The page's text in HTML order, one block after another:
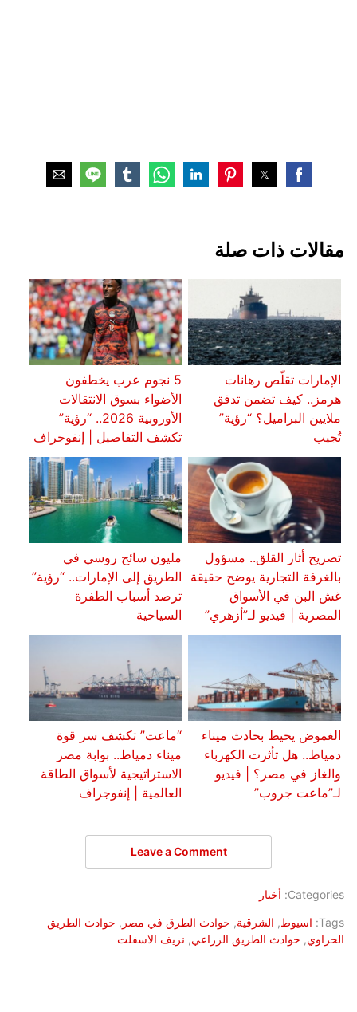
مقالات ذات صلة
الإمارات تقلّص رهانات
هرمز.. كيف تضمن تدفق
ملايين البراميل؟ “رؤية”
تُجيب
5 نجوم عرب يخطفون
الأضواء بسوق الانتقالات
الأوروبية 2026.. “رؤية”
تكشف التفاصيل | إنفوجراف
تصريح أثار القلق.. مسؤول
بالغرفة التجارية يوضح حقيقة
غش البن في الأسواق
المصرية | فيديو لـ”أزهري”
مليون سائح روسي في
الطريق إلى الإمارات.. “رؤية”
ترصد أسباب الطفرة
السياحية
الغموض يحيط بحادث ميناء
دمياط.. هل تأثرت الكهرباء
والغاز في مصر؟ | فيديو
لـ”ماعت جروب”
“ماعت” تكشف سر قوة
ميناء دمياط.. بوابة مصر
الاستراتيجية لأسواق الطاقة
العالمية | إنفوجراف
Leave a Comment
Categories: أخبار
Tags: اسيوط, الشرقية, حوادث الطرق في مصر , حوادث الطريق
الحراوي, حوادث الطريق الزراعي, نزيف الاسفلت